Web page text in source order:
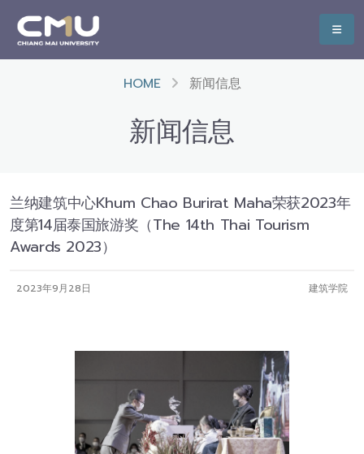
HOME 新闻信息
新闻信息
兰纳建筑中心Khum Chao Burirat Maha荣获2023年
度第14届泰国旅游奖（The 14th Thai Tourism
Awards 2023）
2023年9月28日 建筑学院